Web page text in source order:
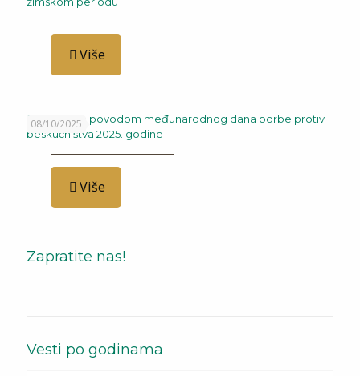
Više
08/10/2025
Saopštenje povodom međunarodnog dana borbe protiv
beskućništva 2025. godine
Više
Zapratite nas!
Vesti po godinama